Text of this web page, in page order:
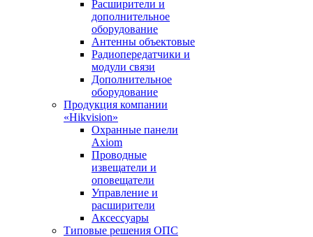
Расширители и
дополнительное
оборудование
Антенны объектовые
Радиопередатчики и
модули связи
Дополнительное
оборудование
Продукция компании
«Hikvision»
Охранные панели
Axiom
Проводные
извещатели и
оповещатели
Управление и
расширители
Аксессуары
Типовые решения ОПС